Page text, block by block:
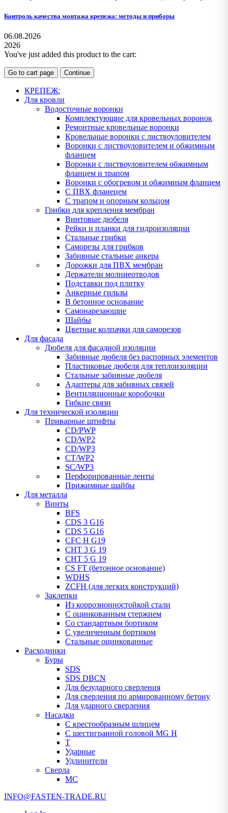
Контроль качества монтажа крепежа: методы и приборы
06.08.2026
2026
You've just added this product to the cart:
Go to cart page Continue
КРЕПЕЖ:
Для кровли
Водосточные воронки
Комплектующие для кровельных воронок
Ремонтные кровельные воронки
Кровельные воронки с листвоуловителем
Воронки с листвоуловителем и обжимным
фланцем
Воронки с листвоуловителем обжимным
фланцем и трапом
Воронки с обогревом и обжимным фланцем
С ПВХ фланецем
С трапом и опорным кольцом
Грибки для крепления мембран
Винтовые дюбеля
Рейки и планки для гидроизоляции
Стальные грибки
Саморезы для грибков
Забивные стальные анкера
Дорожки для ПВХ мембран
Держатели молниеотводов
Подставки под плитку
Анкерные гильзы
В бетонное основание
Самонарезающие
Шайбы
Цветные колпачки для саморезов
Для фасада
Дюбеля для фасадной изоляции
Забивные дюбеля без распорных элементов
Пластиковые дюбеля для теплоизоляции
Стальные забивные дюбеля
Адаптеры для забивных связей
Вентиляционные коробочки
Гибкие связи
Для технической изоляции
Приварные штифты
CD/PWP
CD/WP2
CD/WP3
CT/WP2
SC/WP3
Перфорированные ленты
Прижимные шайбы
Для металла
Винты
BFS
CDS 3 G16
CDS 5 G16
CFC H G19
CHT 3 G 19
CHT 5 G 19
CS FT (бетонное основание)
WDHS
ZCFH (для легких конструкций)
Заклепки
Из коррозионностойкой стали
С оцинкованным стержнем
Со стандартным бортиком
С увеличенным бортиком
Стальные оцинкованные
Расходники
Буры
SDS
SDS DBCN
Для безударного сверления
Для сверления по армированному бетону
Для ударного сверления
Насадки
С крестообразным шлицем
С шестигранной головой MG H
T
Ударные
Удлинители
Сверла
МС
INFO@FASTEN-TRADE.RU